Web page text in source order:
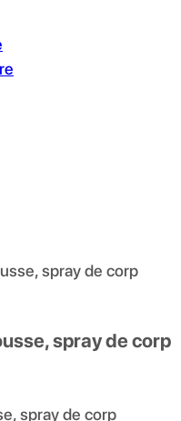
spray de corp
spray de corp